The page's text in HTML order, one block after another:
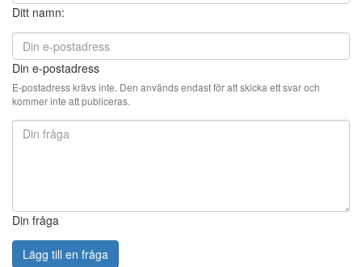
Ditt namn:
Din e-postadress
E-postadress krävs inte. Den används endast för att skicka ett svar och
kommer inte att publiceras.
Din fråga
Lägg till en fråga